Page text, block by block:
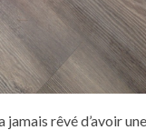
jamais rêvé d’avoir